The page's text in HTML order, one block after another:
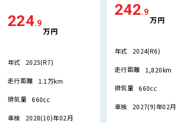
224.9
万円
年式 2025(R7)
走行距離 1.1万km
排気量 660cc
車検 2028(10)年02月
242.9
万円
年式 2024(R6)
走行距離 1,820km
排気量 660cc
車検 2027(9)年02月